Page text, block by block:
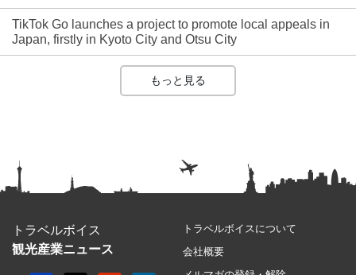
TikTok Go launches a project to promote local appeals in
Japan, firstly in Kyoto City and Otsu City
もっと見る
トラベルボイス
観光産業ニュース
トラベルボイスについて
会社概要